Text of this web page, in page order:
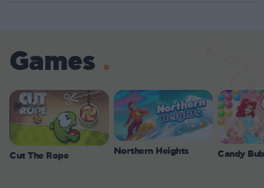
Games
Cut The Rope Northern Heights Candy